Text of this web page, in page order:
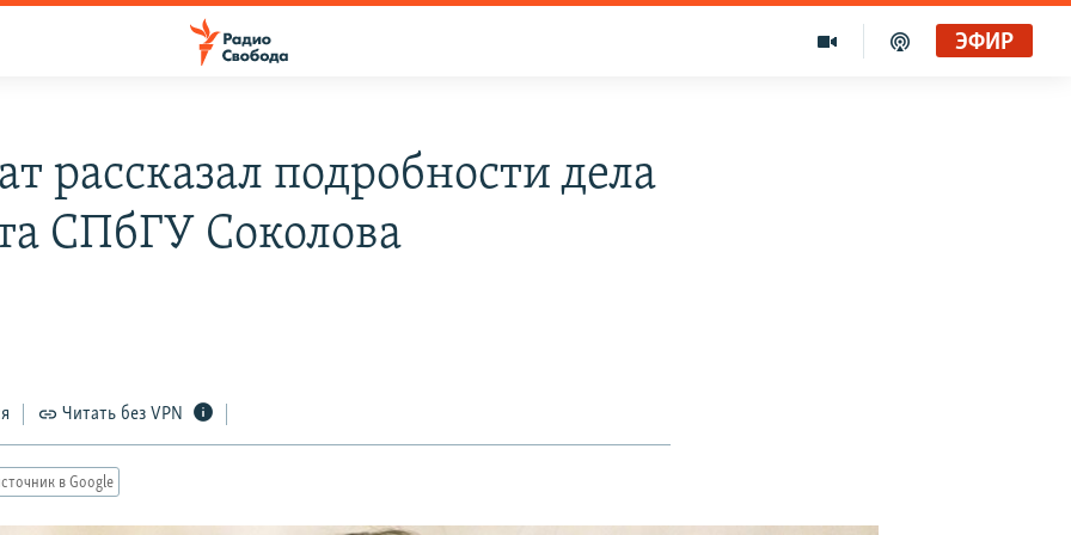
ЭФИР
рассказал подробности дела
СПбГУ Соколова
Читать без VPN
в Google